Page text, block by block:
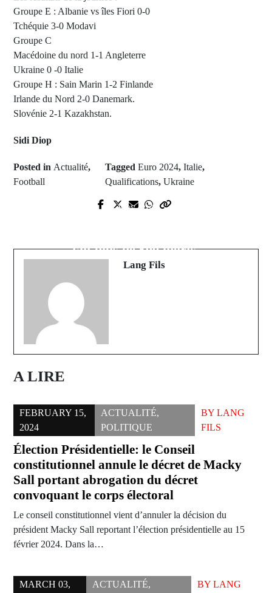
Groupe E : Albanie vs îles Fiori 0-0
Tchéquie 3-0 Modavi
Groupe C
Macédoine du nord 1-1 Angleterre
Ukraine 0 -0 Italie
Groupe H : Sain Marin 1-2 Finlande
Irlande du Nord 2-0 Danemark.
Slovénie 2-1 Kazakhstan.
Sidi Diop
Posted in Actualité,
Football
TaggedEuro 2024,Italie,
Qualifications,Ukraine
Prev Post
fait plus de 100 morts.
Lang Fils
A LIRE
FEBRUARY 15,
2024
ACTUALITÉ,
POLITIQUE
BY LANG
FILS
Élection Présidentielle: le Conseil
constitutionnel annule le décret de Macky
Sall portant abrogation du décret
convoquant le corps électoral
Le conseil constitutionnel vient d’annuler la décision du
président Macky Sall reportant l’élection présidentielle au 15
février 2024. Dans la…
MARCH 03,
ACTUALITÉ,
BYLANG